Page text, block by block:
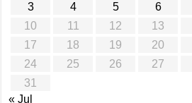
3
4 5 6
10
11 12 13
17
18 19 20
24
25 26 27
31
« Jul